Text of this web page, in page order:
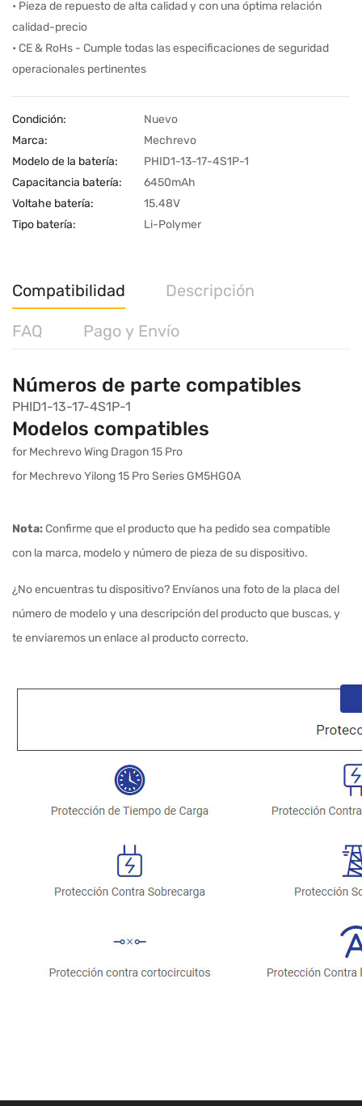
• Pieza de repuesto de alta calidad y con una óptima relación
calidad-precio
• CE & RoHs - Cumple todas las especificaciones de seguridad
operacionales pertinentes
Condición:
Nuevo
Marca:
Mechrevo
Modelo de la batería:
PHID1-13-17-4S1P-1
Capacitancia batería:
6450mAh
Voltahe batería:
15.48V
Tipo batería:
Li-Polymer
Compatibilidad Descripción
FAQ Pago y Envío
Números de parte compatibles
PHID1-13-17-4S1P-1
Modelos compatibles
for Mechrevo Wing Dragon 15 Pro
for Mechrevo Yilong 15 Pro Series GM5HG0A
Nota:Confirme que el producto que ha pedido sea compatible
con la marca, modelo y número de pieza de su dispositivo.
¿No encuentras tu dispositivo? Envíanos una foto de la placa del
número de modelo y una descripción del producto que buscas, y
te enviaremos un enlace al producto correcto.